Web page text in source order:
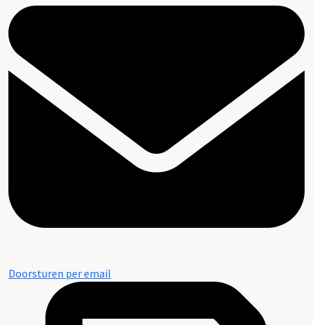
Doorsturen per email